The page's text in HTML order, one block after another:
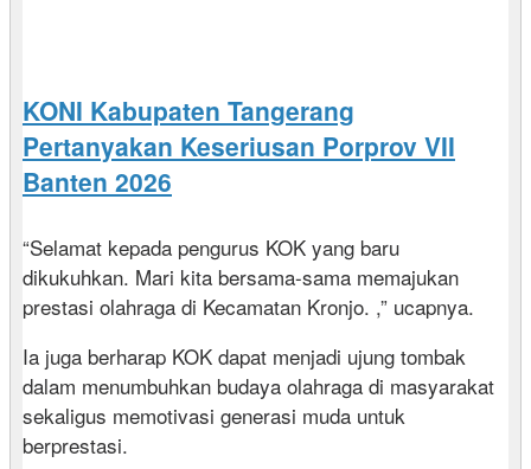
KONI Kabupaten Tangerang
Pertanyakan Keseriusan Porprov VII
Banten 2026
“Selamat kepada pengurus KOK yang baru
dikukuhkan. Mari kita bersama-sama memajukan
prestasi olahraga di Kecamatan Kronjo. ,” ucapnya.
Ia juga berharap KOK dapat menjadi ujung tombak
dalam menumbuhkan budaya olahraga di masyarakat
sekaligus memotivasi generasi muda untuk
berprestasi.